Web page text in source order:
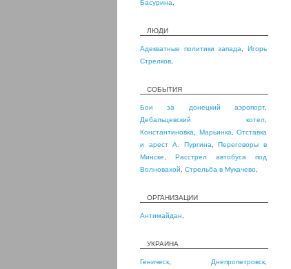
Басурина
ЛЮДИ
Адекватные политики запада ,Игорь
Стрелков
СОБЫТИЯ
Бои за донецкий аэропорт,
Дебальцевский котел
Константиновка
Марьинка
Отставка
и арест А. Пургина ,Переговоры в
Минске
Расстрел автобуса под
Волновахой
Стрельба в Мукачево
ОРГАНИЗАЦИИ
Антимайдан
УКРАИНА
Геническ Днепропетровск